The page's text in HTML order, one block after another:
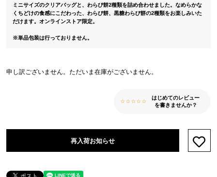
ミニサイズのクリアバッグと、わらび餅2種類を詰め合わせました。なめらかな
くちどけの食感にこだわった、わらび餅、黒糖わらび餅の2種類をお楽しみいた
だけます。オンラインストア限定。
※単品包装は行っておりません。
申し訳ございません。ただいま在庫がございません。
はじめてのレビュー
を書きませんか？
再入荷お知らせ